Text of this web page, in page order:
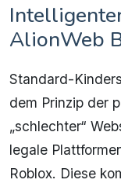
AlionWeb
Standard-
dem Prinzip der
„schlechter“
legale
Roblox. Diese